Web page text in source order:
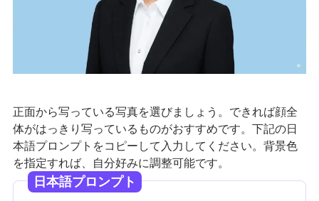
正面から写っている写真を選びましょう。できれば顔全
体がはっきり写っているものがおすすめです。下記の日
本語プロンプトをコピーして入力してください。背景色
を指定すれば、自分好みに調整可能です。
日本語プロンプト